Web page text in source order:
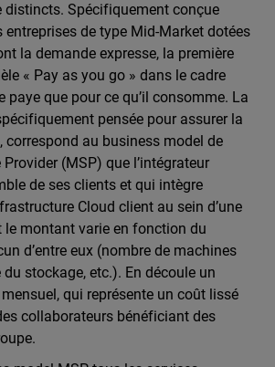
distincts. Spécifiquement conçue
entreprises de type Mid-Market dotées
la demande expresse, la première
« Pay as you go » dans le cadre
paye que pour ce qu’il consomme. La
pensée pour assurer la
correspond au business model de
(MSP) que l’intégrateur
de ses clients et qui intègre
Cloud client au sein d’une
montant varie en fonction du
d’entre eux (nombre de machines
stockage, etc.). En découle un
qui représente un coût lissé
collaborateurs bénéficiant des